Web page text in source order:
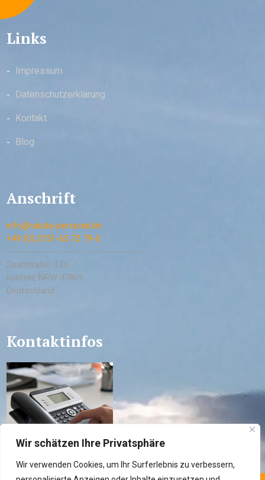
Wir schätzen Ihre Privatsphäre
Wir verwenden Cookies, um Ihr Surferlebnis zu verbessern,
Links
Impressum
Datenschutzerklärung
Kontakt
Blog
Anschrift
info@valuta-personal.de
+49 (0) 2151-65 72 79-0
---------------------------------------
Saarstraße. 12a
Krefeld, NRW 47809
Deutschland
Kontaktinfos